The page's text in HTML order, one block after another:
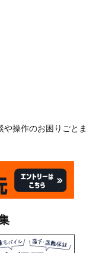
操作のお困りごと